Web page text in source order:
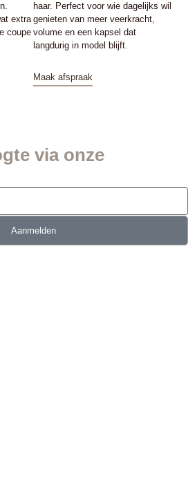
extra
coupe
haar. Perfect voor wie dagelijks wil
genieten van meer veerkracht,
volume en een kapsel dat
langdurig in model blijft.
Maak afspraak
via onze
Aanmelden